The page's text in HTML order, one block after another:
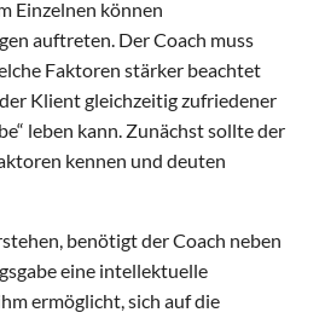
Einzelnen können
auftreten. Der Coach muss
Faktoren stärker beachtet
Klient gleichzeitig zufriedener
leben kann. Zunächst sollte der
kennen und deuten
benötigt der Coach neben
eine intellektuelle
ermöglicht, sich auf die